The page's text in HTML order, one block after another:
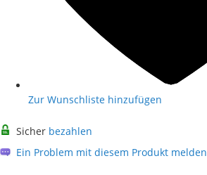
Zur Wunschliste hinzufügen
Sicher bezahlen
Ein Problem mit diesem Produkt melden